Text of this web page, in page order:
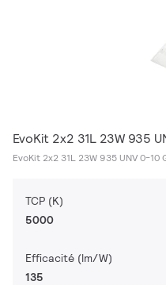
EvoKit 2x2 31L 23W 935
EvoKit 2x2 31L 23W 935 UNV 0-10
TCP (K)
5000
Efficacité (lm/W)
135